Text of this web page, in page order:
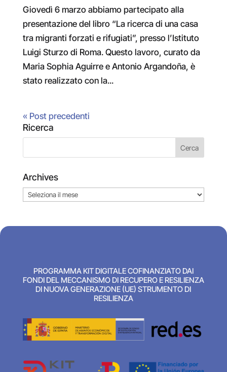
Giovedì 6 marzo abbiamo partecipato alla
presentazione del libro “La ricerca di una casa
tra migranti forzati e rifugiati”, presso l’Istituto
Luigi Sturzo di Roma. Questo lavoro, curato da
Maria Sophia Aguirre e Antonio Argandoña, è
stato realizzato con la...
« Post precedenti
Ricerca
Archives
Archives
PROGRAMMA KIT DIGITALE COFINANZIATO DAI
FONDI DEL MECCANISMO DI RECUPERO E RESILIENZA
DI NUOVA GENERAZIONE (UE) STRUMENTO DI
RESILIENZA